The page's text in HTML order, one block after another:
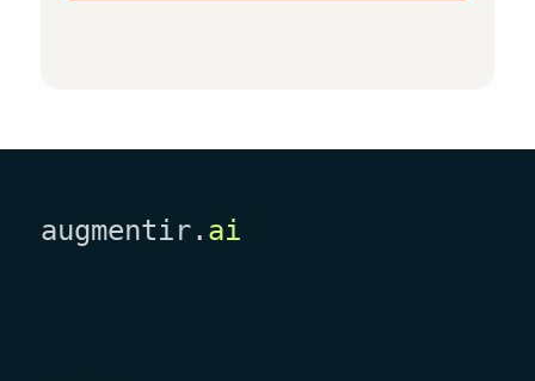
augmentir. ai